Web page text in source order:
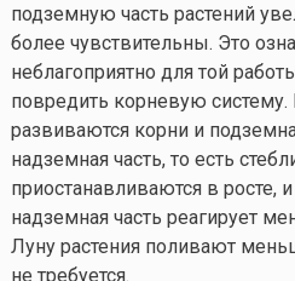
подземную часть растений
более чувствительны. Это
неблагоприятно для той
повредить корневую систему.
развиваются корни и
надземная часть, то есть
приостанавливаются в росте,
надземная часть реагирует
Луну растения поливают
не требуется.